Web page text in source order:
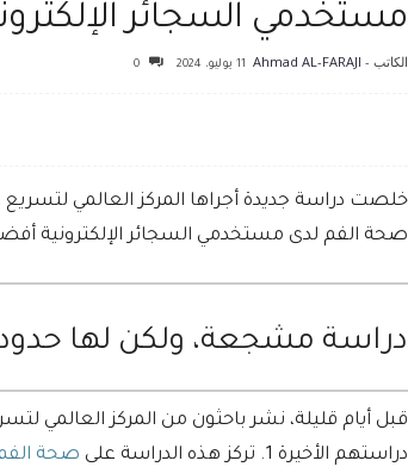
مستخدمي السجائر
الكاتب - Ahmad AL-FARAJI 11 يوليو، 2024 0
صحة الفم لدى مستخدمي السجائر الإلكترونية
دراسة مشجعة، ولكن لها
دراستهم الأخيرة 1. تركز هذه الدراسة على
صحة الفم